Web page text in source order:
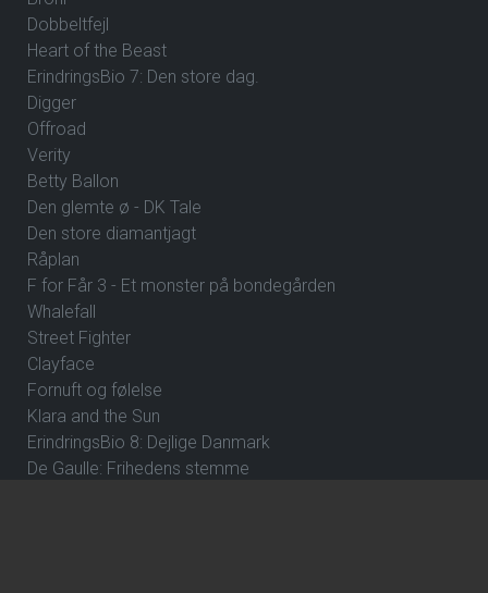
Dobbeltfejl
Heart of the Beast
ErindringsBio 7: Den store dag.
Digger
Offroad
Verity
Betty Ballon
Den glemte ø - DK Tale
Den store diamantjagt
Råplan
F for Får 3 - Et monster på bondegården
Whalefall
Street Fighter
Clayface
Fornuft og følelse
Klara and the Sun
ErindringsBio 8: Dejlige Danmark
De Gaulle: Frihedens stemme